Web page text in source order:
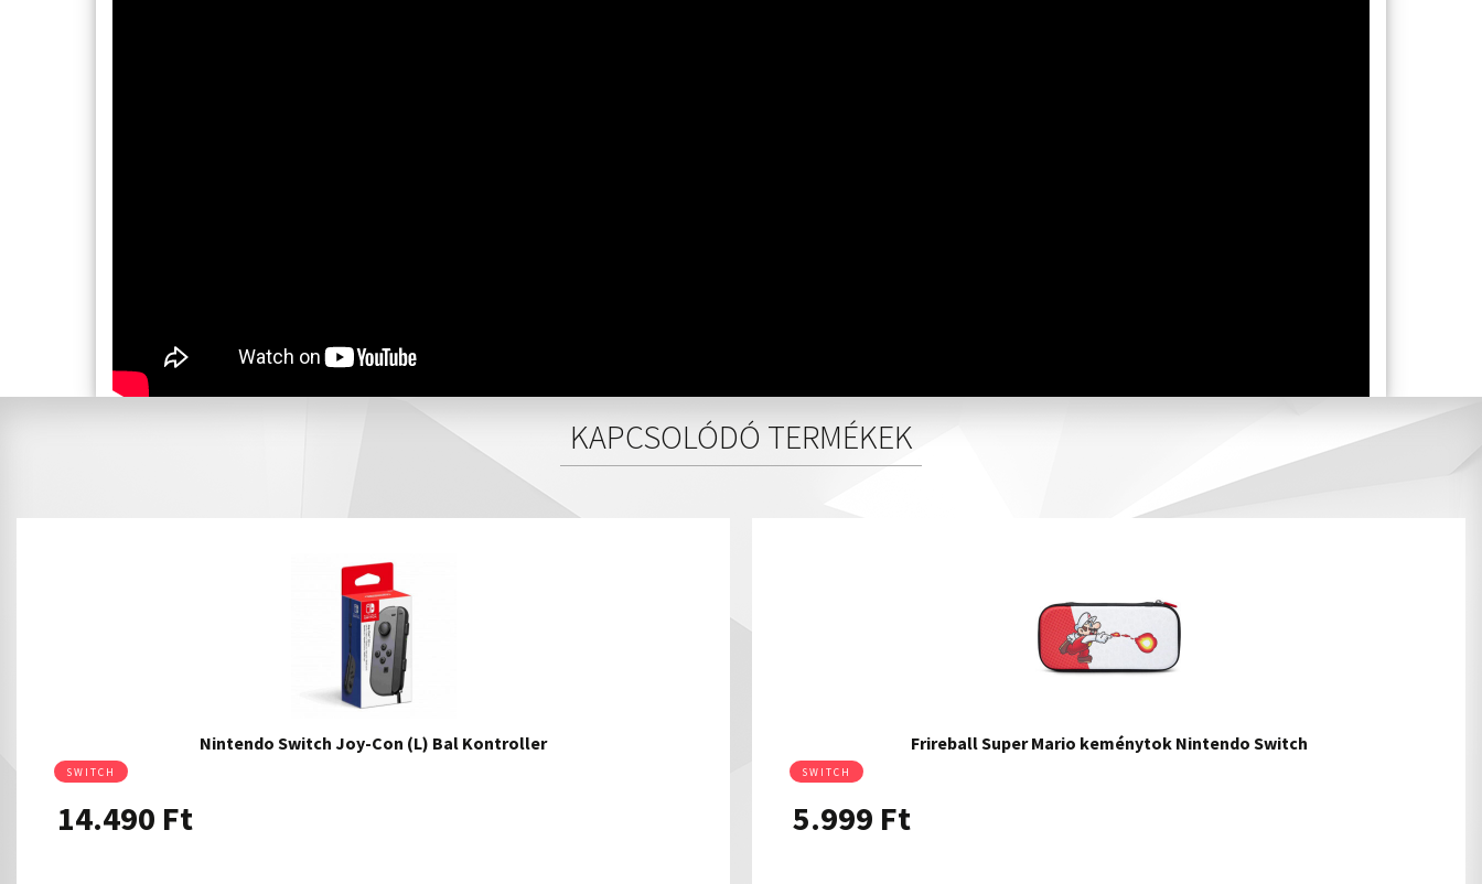
KAPCSOLÓDÓ TERMÉKEK
Nintendo Switch Joy-Con (L) Bal Kontroller
SWITCH
14.490 Ft
Frireball Super Mario keménytok Nintendo Switch
SWITCH
5.999 Ft